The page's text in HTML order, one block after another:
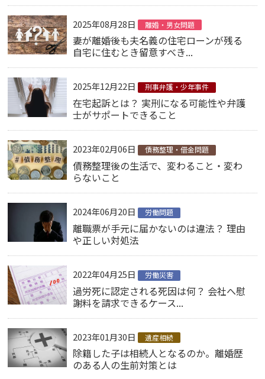
2025年08月28日 離婚・男女問題
妻が離婚後も夫名義の住宅ローンが残る
自宅に住むとき留意すべき...
2025年12月22日 刑事弁護・少年事件
在宅起訴とは？ 実刑になる可能性や弁護
士がサポートできること
2023年02月06日 債務整理・借金問題
債務整理後の生活で、変わること・変わ
らないこと
2024年06月20日 労働問題
離職票が手元に届かないのは違法？ 理由
や正しい対処法
2022年04月25日 労働災害
過労死に認定される死因は何？ 会社へ慰
謝料を請求できるケース...
2023年01月30日 遺産相続
除籍した子は相続人となるのか。離婚歴
のある人の生前対策とは